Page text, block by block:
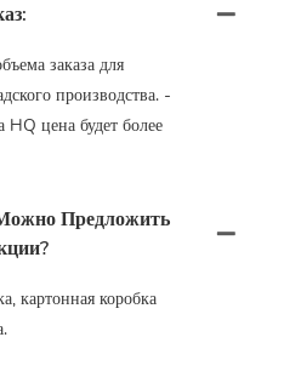
заказа для
производства. -
HQ цена будет более
Предложить
картонная коробка